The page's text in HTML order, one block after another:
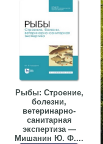
Рыбы: Строение,
болезни,
ветеринарно-
санитарная
экспертиза —
Мишанин Ю. Ф....